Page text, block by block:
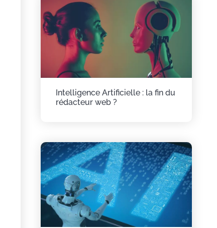
Intelligence Artificielle : la fin du
rédacteur web ?